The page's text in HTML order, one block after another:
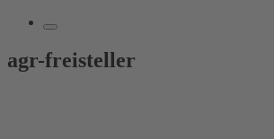
agr-freisteller